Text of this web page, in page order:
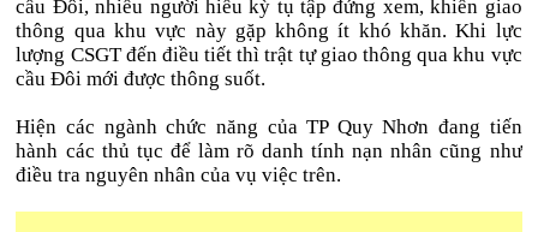
cầu Đôi, nhiều người hiếu kỳ tụ tập đứng xem, khiến giao
thông qua khu vực này gặp không ít khó khăn. Khi lực
lượng CSGT đến điều tiết thì trật tự giao thông qua khu vực
cầu Đôi mới được thông suốt.
Hiện các ngành chức năng của TP Quy Nhơn đang tiến
hành các thủ tục để làm rõ danh tính nạn nhân cũng như
điều tra nguyên nhân của vụ việc trên.